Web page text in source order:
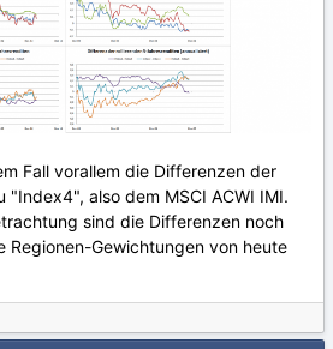
Fall vorallem die Differenzen der
"Index4", also dem MSCI ACWI IMI.
sind die Differenzen noch
Regionen-Gewichtungen von heute